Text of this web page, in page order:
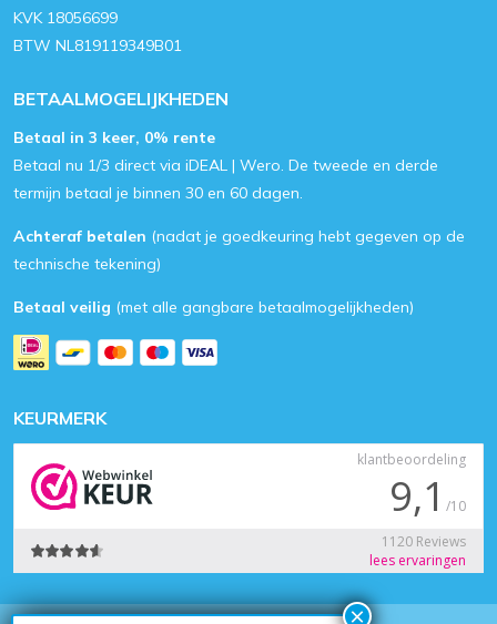
KVK 18056699
BTW NL819119349B01
BETAALMOGELIJKHEDEN
Betaal in 3 keer, 0% rente
Betaal nu 1/3 direct via iDEAL | Wero. De tweede en derde
termijn betaal je binnen 30 en 60 dagen.
Achteraf betalen (nadat je goedkeuring hebt gegeven op de
technische tekening)
Betaal veilig (met alle gangbare betaalmogelijkheden)
KEURMERK